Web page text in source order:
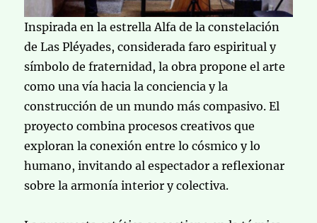
Inspirada en la estrella Alfa de la constelación
de Las Pléyades, considerada faro espiritual y
símbolo de fraternidad, la obra propone el arte
como una vía hacia la conciencia y la
construcción de un mundo más compasivo. El
proyecto combina procesos creativos que
exploran la conexión entre lo cósmico y lo
humano, invitando al espectador a reflexionar
sobre la armonía interior y colectiva.